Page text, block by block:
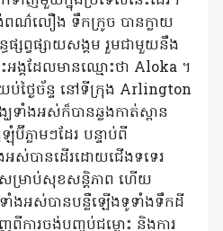
ពណ៌លឿង ទឹកក្រូច បានក្លាយ
ផ្សព្វផ្សាយសង្គម រួមជាមួយនឹង
ង្គដែលមានឈ្មោះថា Aloka ។
ថ្ងៃច័ន្ទ នៅទីក្រុង Arlington
ទាំងអស់ក៏បានឆ្លងកាត់ស្ពាន
លាមៗដែរ បន្ទាប់ពី
ស់បានដើរដោយជើងទទេរ
ម្រាប់សុខសន្តិភាព ហើយ
ាំងអស់បានបន្លឺឡើងទូទាំងទឹកដី
ពីការចង់បញ្ចប់ជម្លោះ និងការ